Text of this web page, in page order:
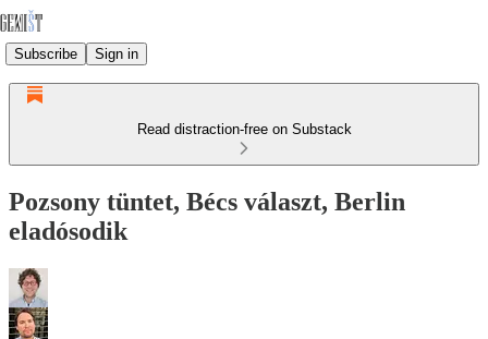
Subscribe Sign in
Read distraction-free on Substack
Pozsony tüntet, Bécs választ, Berlin
eladósodik